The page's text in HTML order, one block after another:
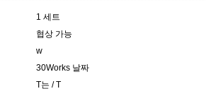
1 세트
협상 가능
w
30Works 날짜
T는 / T